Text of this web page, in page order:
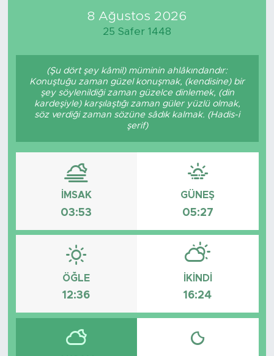
8 Ağustos 2026
25 Safer 1448
(Şu dört şey kâmil) müminin ahlâkındandır:
Konuştuğu zaman güzel konuşmak, (kendisine) bir
şey söylenildiği zaman güzelce dinlemek, (din
kardeşiyle) karşılaştığı zaman güler yüzlü olmak,
söz verdiği zaman sözüne sâdık kalmak. (Hadis-i
şerif)
İMSAK
03:53
GÜNEŞ
05:27
ÖĞLE
12:36
İKINDI
16:24